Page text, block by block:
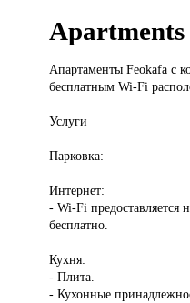
Apartments
Апартаменты Feokafaс
бесплатным Wi-Fi
Услуги
Парковка:
Интернет:
- Wi-Fi предоставляется
бесплатно.
Кухня:
- Плита.
- Кухонные